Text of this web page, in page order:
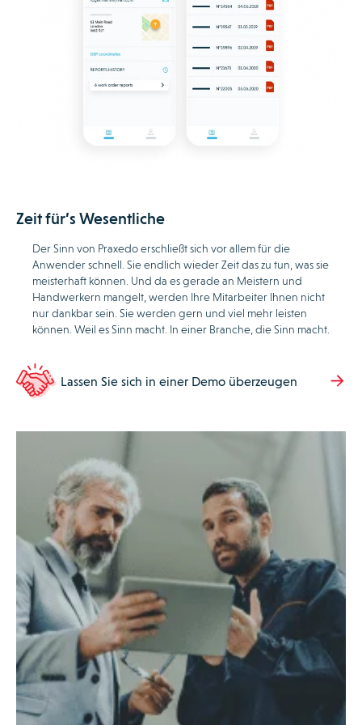
Zeit für’s Wesentliche
Der Sinn von Praxedo erschließt sich vor allem für die
Anwender schnell. Sie endlich wieder Zeit das zu tun, was sie
meisterhaft können. Und da es gerade an Meistern und
Handwerkern mangelt, werden Ihre Mitarbeiter Ihnen nicht
nur dankbar sein. Sie werden gern und viel mehr leisten
können. Weil es Sinn macht. In einer Branche, die Sinn macht.
Lassen Sie sich in einer Demo überzeugen